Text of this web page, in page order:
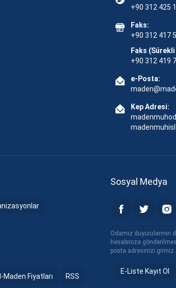
+90 312 425
Faks:
+90 312 417
Faks
+90 312 419
e-Posta:
Kep Adresi:
Maden Fiyatları RSS
Sosyal Medya
Odamız duyurularının
hesabınıza
posta adresinizi giriniz.
E-Liste Kayıt Ol